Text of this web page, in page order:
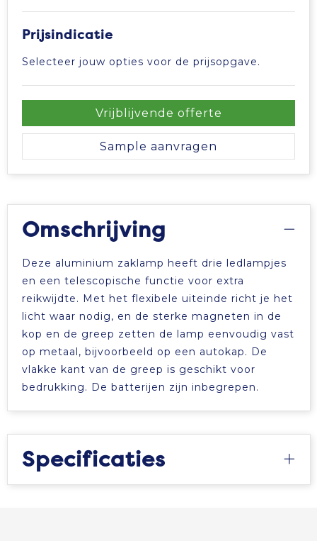
Toilettassen
Waterbestendige tassen
Aktetassen
Trolleys
Prijsindicatie
Selecteer jouw opties voor de prijsopgave.
Vrijblijvende offerte
Sample aanvragen
Omschrijving
Deze aluminium zaklamp heeft drie ledlampjes
en een telescopische functie voor extra
reikwijdte. Met het flexibele uiteinde richt je het
licht waar nodig, en de sterke magneten in de
kop en de greep zetten de lamp eenvoudig vast
op metaal, bijvoorbeeld op een autokap. De
vlakke kant van de greep is geschikt voor
bedrukking. De batterijen zijn inbegrepen.
Specificaties